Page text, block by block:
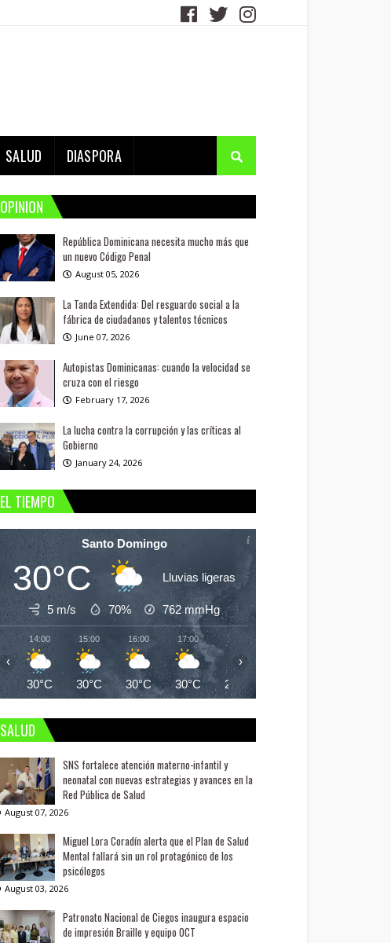
SALUD DIASPORA
OPINION
República Dominicana necesita mucho más que
un nuevo Código Penal
August 05, 2026
La Tanda Extendida: Del resguardo social a la
fábrica de ciudadanos y talentos técnicos
June 07, 2026
Autopistas Dominicanas: cuando la velocidad se
cruza con el riesgo
February 17, 2026
La lucha contra la corrupción y las críticas al
Gobierno
January 24, 2026
EL TIEMPO
Santo Domingo
30°C Lluvias ligeras
5 m/s 70% 762mmHg
14:00
30°C
15:00
30°C
16:00
30°C
17:00
30°C
18:00
29°C
‹ ›
SALUD
SNS fortalece atención materno-infantil y
neonatal con nuevas estrategias y avances en la
Red Pública de Salud
August 07, 2026
Miguel Lora Coradín alerta que el Plan de Salud
Mental fallará sin un rol protagónico de los
psicólogos
August 03, 2026
Patronato Nacional de Ciegos inaugura espacio
de impresión Braille y equipo OCT